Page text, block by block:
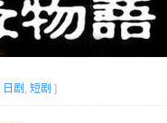
日剧 , 短剧 ]